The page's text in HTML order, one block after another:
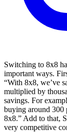
Switching to 8x8
important ways.
“With 8x8, we’ve
multiplied by
savings. For
buying around 300
8x8.” Add to that,
very competitive